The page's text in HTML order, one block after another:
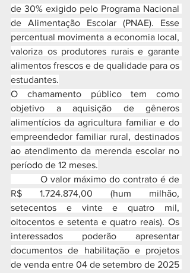
de 30% exigido pelo Programa Nacional
de Alimentação Escolar (PNAE). Esse
percentual movimenta a economia local,
valoriza os produtores rurais e garante
alimentos frescos e de qualidade para os
estudantes.
O chamamento público tem como
objetivo a aquisição de gêneros
alimentícios da agricultura familiar e do
empreendedor familiar rural, destinados
ao atendimento da merenda escolar no
período de 12 meses.
O valor máximo do contrato é de
R$ 1.724.874,00 (hum milhão,
setecentos e vinte e quatro mil,
oitocentos e setenta e quatro reais). Os
interessados poderão apresentar
documentos de habilitação e projetos
de venda entre 04 de setembro de 2025